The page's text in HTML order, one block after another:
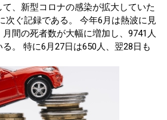
、新型コロナの感染が拡大していた
次ぐ記録である。 今年6月は熱波に見
間の死者数が大幅に増加し、9741人
。 特に6月27日は650人、翌28日も